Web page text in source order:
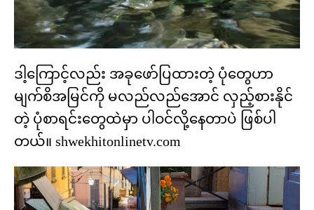
ဒါ့ကြောင့်လည်း အခုဖော်ပြထားတဲ့ ပုံတွေဟာ
မျက်စိအမြင်ကို မလည်လည်အောင် လှည့်စားနိုင်
တဲ့ ပုံစာရင်းတွေထဲမှာ ပါဝင်လို့နေတာပဲ ဖြစ်ပါ
တယ်။ shwekhitonlinetv.com